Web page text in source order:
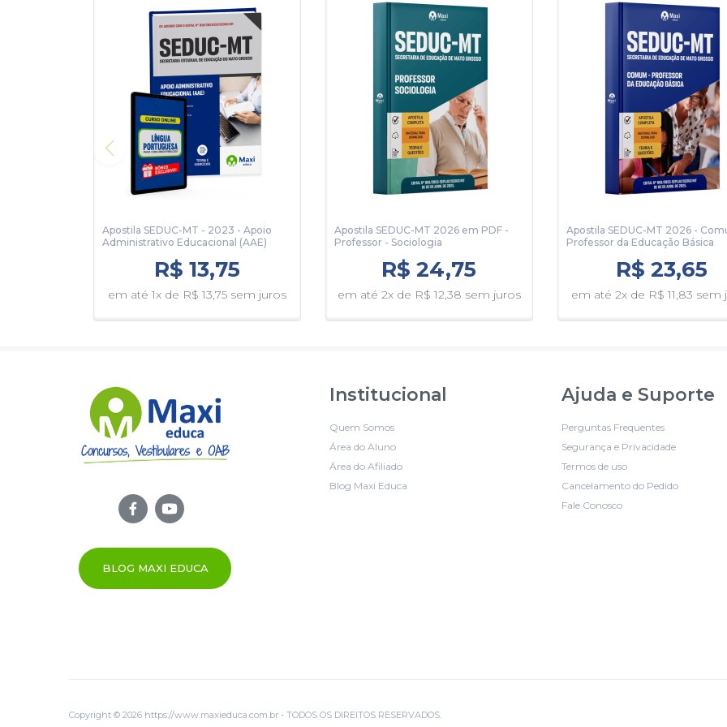
Noções Básicas de Arquivo 14 páginas
Estatística Básica 25 páginas
Apostila SEDUC-MT - 2023 - Apoio
Administrativo Educacional (AAE)
R$ 13,75
em até 1x de R$ 13,75 sem juros
Apostila SEDUC-MT 2026 em PDF -
Professor - Sociologia
R$ 24,75
em até 2x de R$ 12,38 sem juros
Apostila SEDUC-MT 2026 -
Professor da Educação Básica
R$ 23,65
em até 2x de R$ 11,83 sem
BLOG MAXI EDUCA
Institucional
Quem Somos
Área do Aluno
Área do Afiliado
Blog Maxi Educa
Ajuda e Suporte
Perguntas Frequentes
Segurança e Privacidade
Termos de uso
Cancelamento do Pedido
Fale Conosco
Copyright © 2026 https://www.maxieduca.com.br - TODOS OS DIREITOS RESERVADOS.